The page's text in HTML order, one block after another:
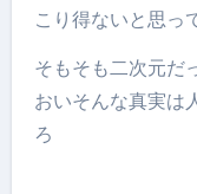
こり得ないと思っ
そもそも二次元だ
おいそんな真実は
ろ